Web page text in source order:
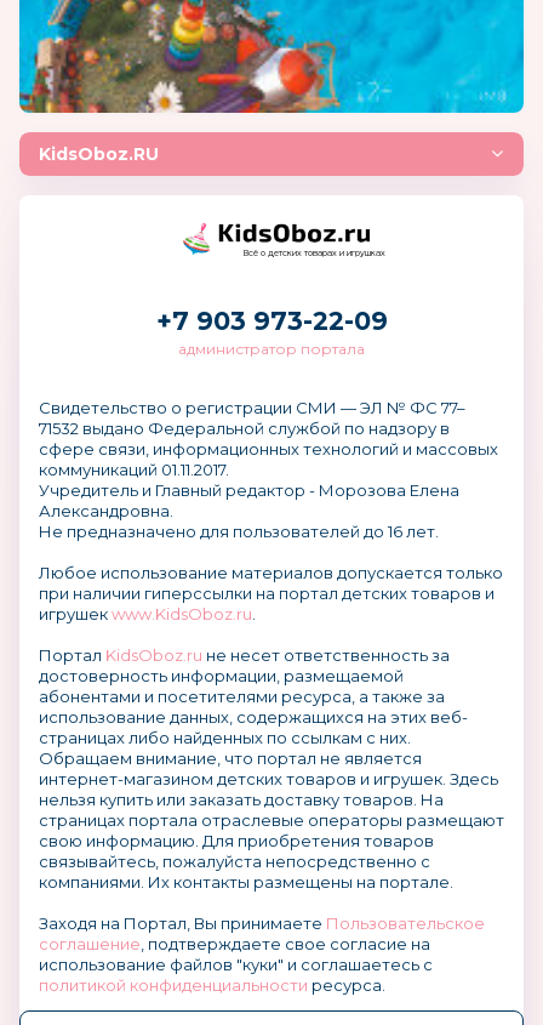
KidsOboz.RU
Всё о детских товарах и игрушках
+7 903 973-22-09
администратор портала
Свидетельство о регистрации СМИ — ЭЛ № ФС 77–
71532 выдано Федеральной службой по надзору в
сфере связи, информационных технологий и массовых
коммуникаций 01.11.2017.
Учредитель и Главный редактор - Морозова Елена
Александровна.
Не предназначено для пользователей до 16 лет.
Любое использование материалов допускается только
при наличии гиперссылки на портал детских товаров и
игрушекwww.KidsOboz.ru
Портал KidsOboz.ru не несет ответственность за
достоверность информации, размещаемой
абонентами и посетителями ресурса, а также за
использование данных, содержащихся на этих веб-
страницах либо найденных по ссылкам с них.
Обращаем внимание, что портал не является
интернет-магазином детских товаров и игрушек. Здесь
нельзя купить или заказать доставку товаров. На
страницах портала отраслевые операторы размещают
свою информацию. Для приобретения товаров
связывайтесь, пожалуйста непосредственно с
компаниями. Их контакты размещены на портале.
Заходя на Портал, Вы принимаете Пользовательское
соглашение , подтверждаете свое согласие на
использование файлов "куки" и соглашаетесь с
политикой конфиденциальности ресурса.